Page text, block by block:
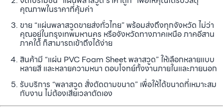
คุณภาพในราคาที่คุ้มค่า
ขาย “แผ่นพลาสวูดขายส่งทั่วไทย” พร้อมส่งถึงทุกจังหวัด ไม่ว่า
คุณอยู่ในกรุงเทพมหานคร หรือจังหวัดทางภาคเหนือ ภาคอีสาน
ภาคใต้ ก็สามารถเข้าถึงได้ง่าย
สินค้ามี “แผ่น PVC Foam Sheet พลาสวูด” ให้เลือกหลายแบบ
หลายสี และหลายความหนา ตอบโจทย์ทั้งงานภายในและภายนอก
รับบริการ “พลาสวูด สั่งตัดตามขนาด” เพื่อให้ได้ขนาดที่เหมาะสม
กับงาน ไม่ต้องเสียเวลาตัดเอง